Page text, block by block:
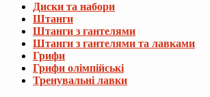
Диски та набори
Штанги
Штанги з гантелями
Штанги з гантелями та лавками
Грифи
Грифи олімпійські
Тренувальні лавки